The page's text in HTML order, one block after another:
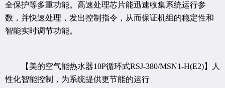
全保护等多重功能。高速处理芯片能迅速收集系统运行参
数，并快速处理，发出控制指令，从而保证机组的稳定性和
智能实时调节功能。
【美的空气能热水器10P循环式RSJ-380/MSN1-H(E2)】人
性化智能控制，为系统提供更节能的运行